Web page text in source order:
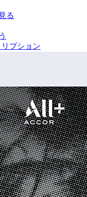
る
プション